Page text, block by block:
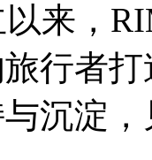
以来，
行者
沉淀